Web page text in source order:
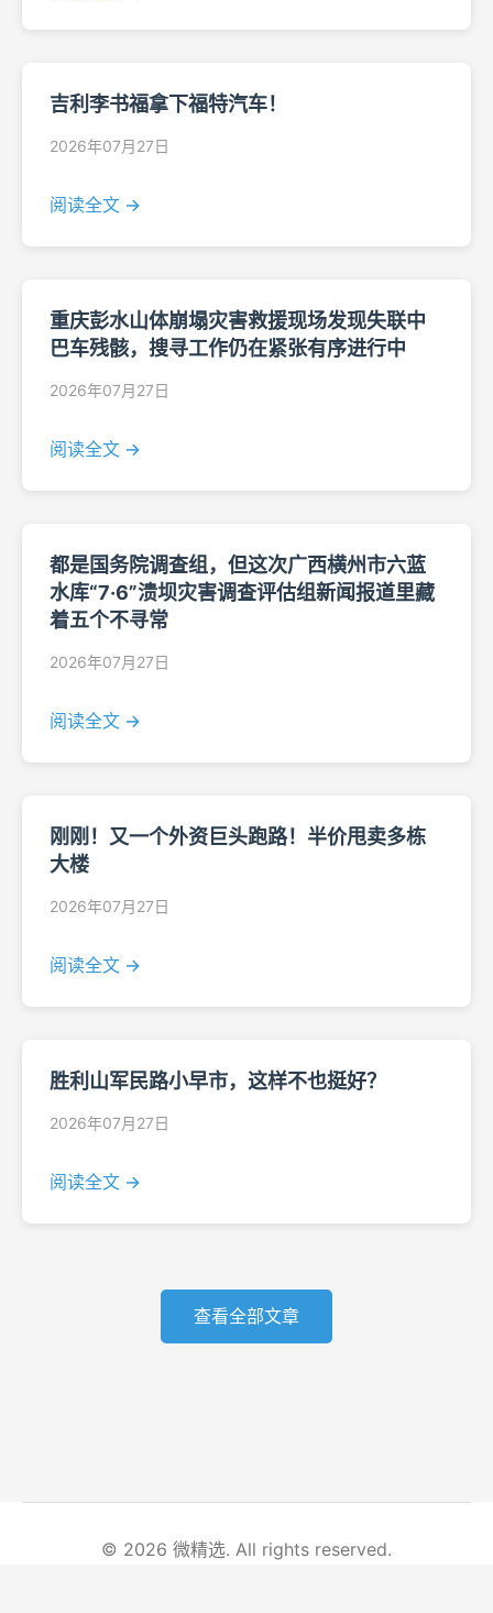
吉利李书福拿下福特汽车！
2026年07月27日
阅读全文 →
重庆彭水山体崩塌灾害救援现场发现失联中
巴车残骸，搜寻工作仍在紧张有序进行中
2026年07月27日
阅读全文 →
都是国务院调查组，但这次广西横州市六蓝
水库“7·6”溃坝灾害调查评估组新闻报道里藏
着五个不寻常
2026年07月27日
阅读全文 →
刚刚！又一个外资巨头跑路！半价甩卖多栋
大楼
2026年07月27日
阅读全文 →
胜利山军民路小早市，这样不也挺好？
2026年07月27日
阅读全文 →
查看全部文章
© 2026 微精选. All rights reserved.